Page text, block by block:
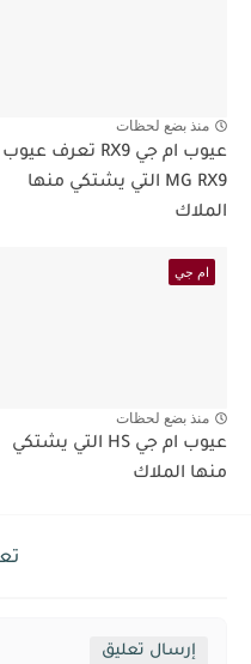
منذ بضع لحظات
عيوب ام جي RX9 تعرف عيوب
MG RX9 التي يشتكي منها
الملاك
ام جي
منذ بضع لحظات
عيوب ام جي HS التي يشتكي
منها الملاك
إرسال تعليق